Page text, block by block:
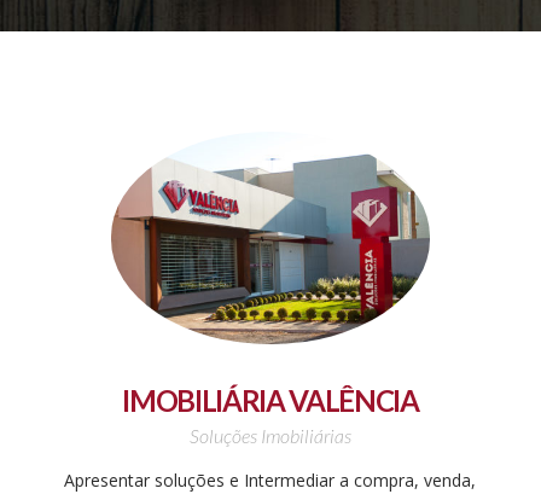
IMOBILIÁRIA VALÊNCIA
Soluções Imobiliárias
Apresentar soluções e Intermediar a compra, venda,